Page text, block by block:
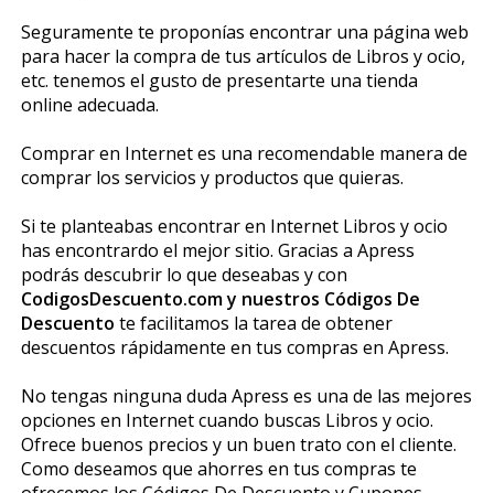
Seguramente te proponías encontrar una página web
para hacer la compra de tus artículos de Libros y ocio,
etc. tenemos el gusto de presentarte una tienda
online adecuada.
Comprar en Internet es una recomendable manera de
comprar los servicios y productos que quieras.
Si te planteabas encontrar en Internet Libros y ocio
has encontrardo el mejor sitio. Gracias a Apress
podrás descubrir lo que deseabas y con
CodigosDescuento.com y nuestros Códigos De
Descuento te facilitamos la tarea de obtener
descuentos rápidamente en tus compras en Apress.
No tengas ninguna duda Apress es una de las mejores
opciones en Internet cuando buscas Libros y ocio.
Ofrece buenos precios y un buen trato con el cliente.
Como deseamos que ahorres en tus compras te